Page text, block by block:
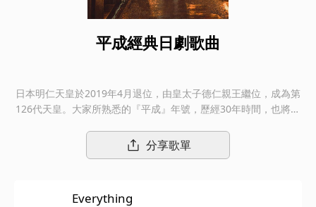
平成經典日劇歌曲
日本明仁天皇於2019年4月退位，由皇太子德仁親王繼位，成為第
126代天皇。大家所熟悉的『平成』年號，歷經30年時間，也將走
們一同來回顧這30年來許多經典日劇歌曲～
分享歌單
Everything